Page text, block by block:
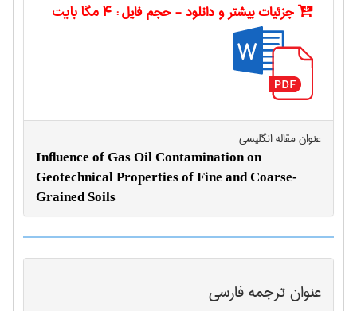
جزئیات بیشتر و دانلود - حجم فایل : 4 مگا بایت
عنوان مقاله انگليسی
Inﬂuence of Gas Oil Contamination on
Geotechnical Properties of Fine and Coarse-
Grained Soils
عنوان ترجمه فارسی